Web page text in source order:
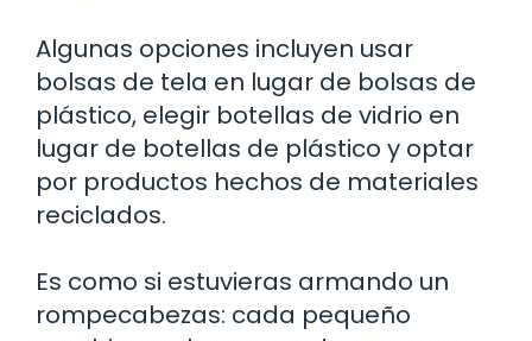
Algunas opciones incluyen usar
bolsas de tela en lugar de bolsas de
plástico, elegir botellas de vidrio en
lugar de botellas de plástico y optar
por productos hechos de materiales
reciclados.
Es como si estuvieras armando un
rompecabezas: cada pequeño